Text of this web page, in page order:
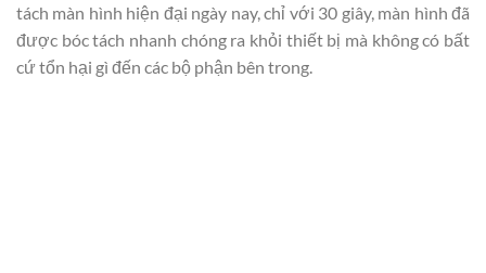
tách màn hình hiện đại ngày nay, chỉ với 30 giây, màn hình đã
được bóc tách nhanh chóng ra khỏi thiết bị mà không có bất
cứ tổn hại gì đến các bộ phận bên trong.